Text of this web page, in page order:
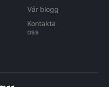
Vår blogg
Kontakta
oss